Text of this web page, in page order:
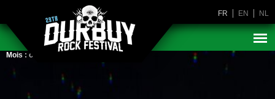
FR EN NL
Mois : octobre 2019